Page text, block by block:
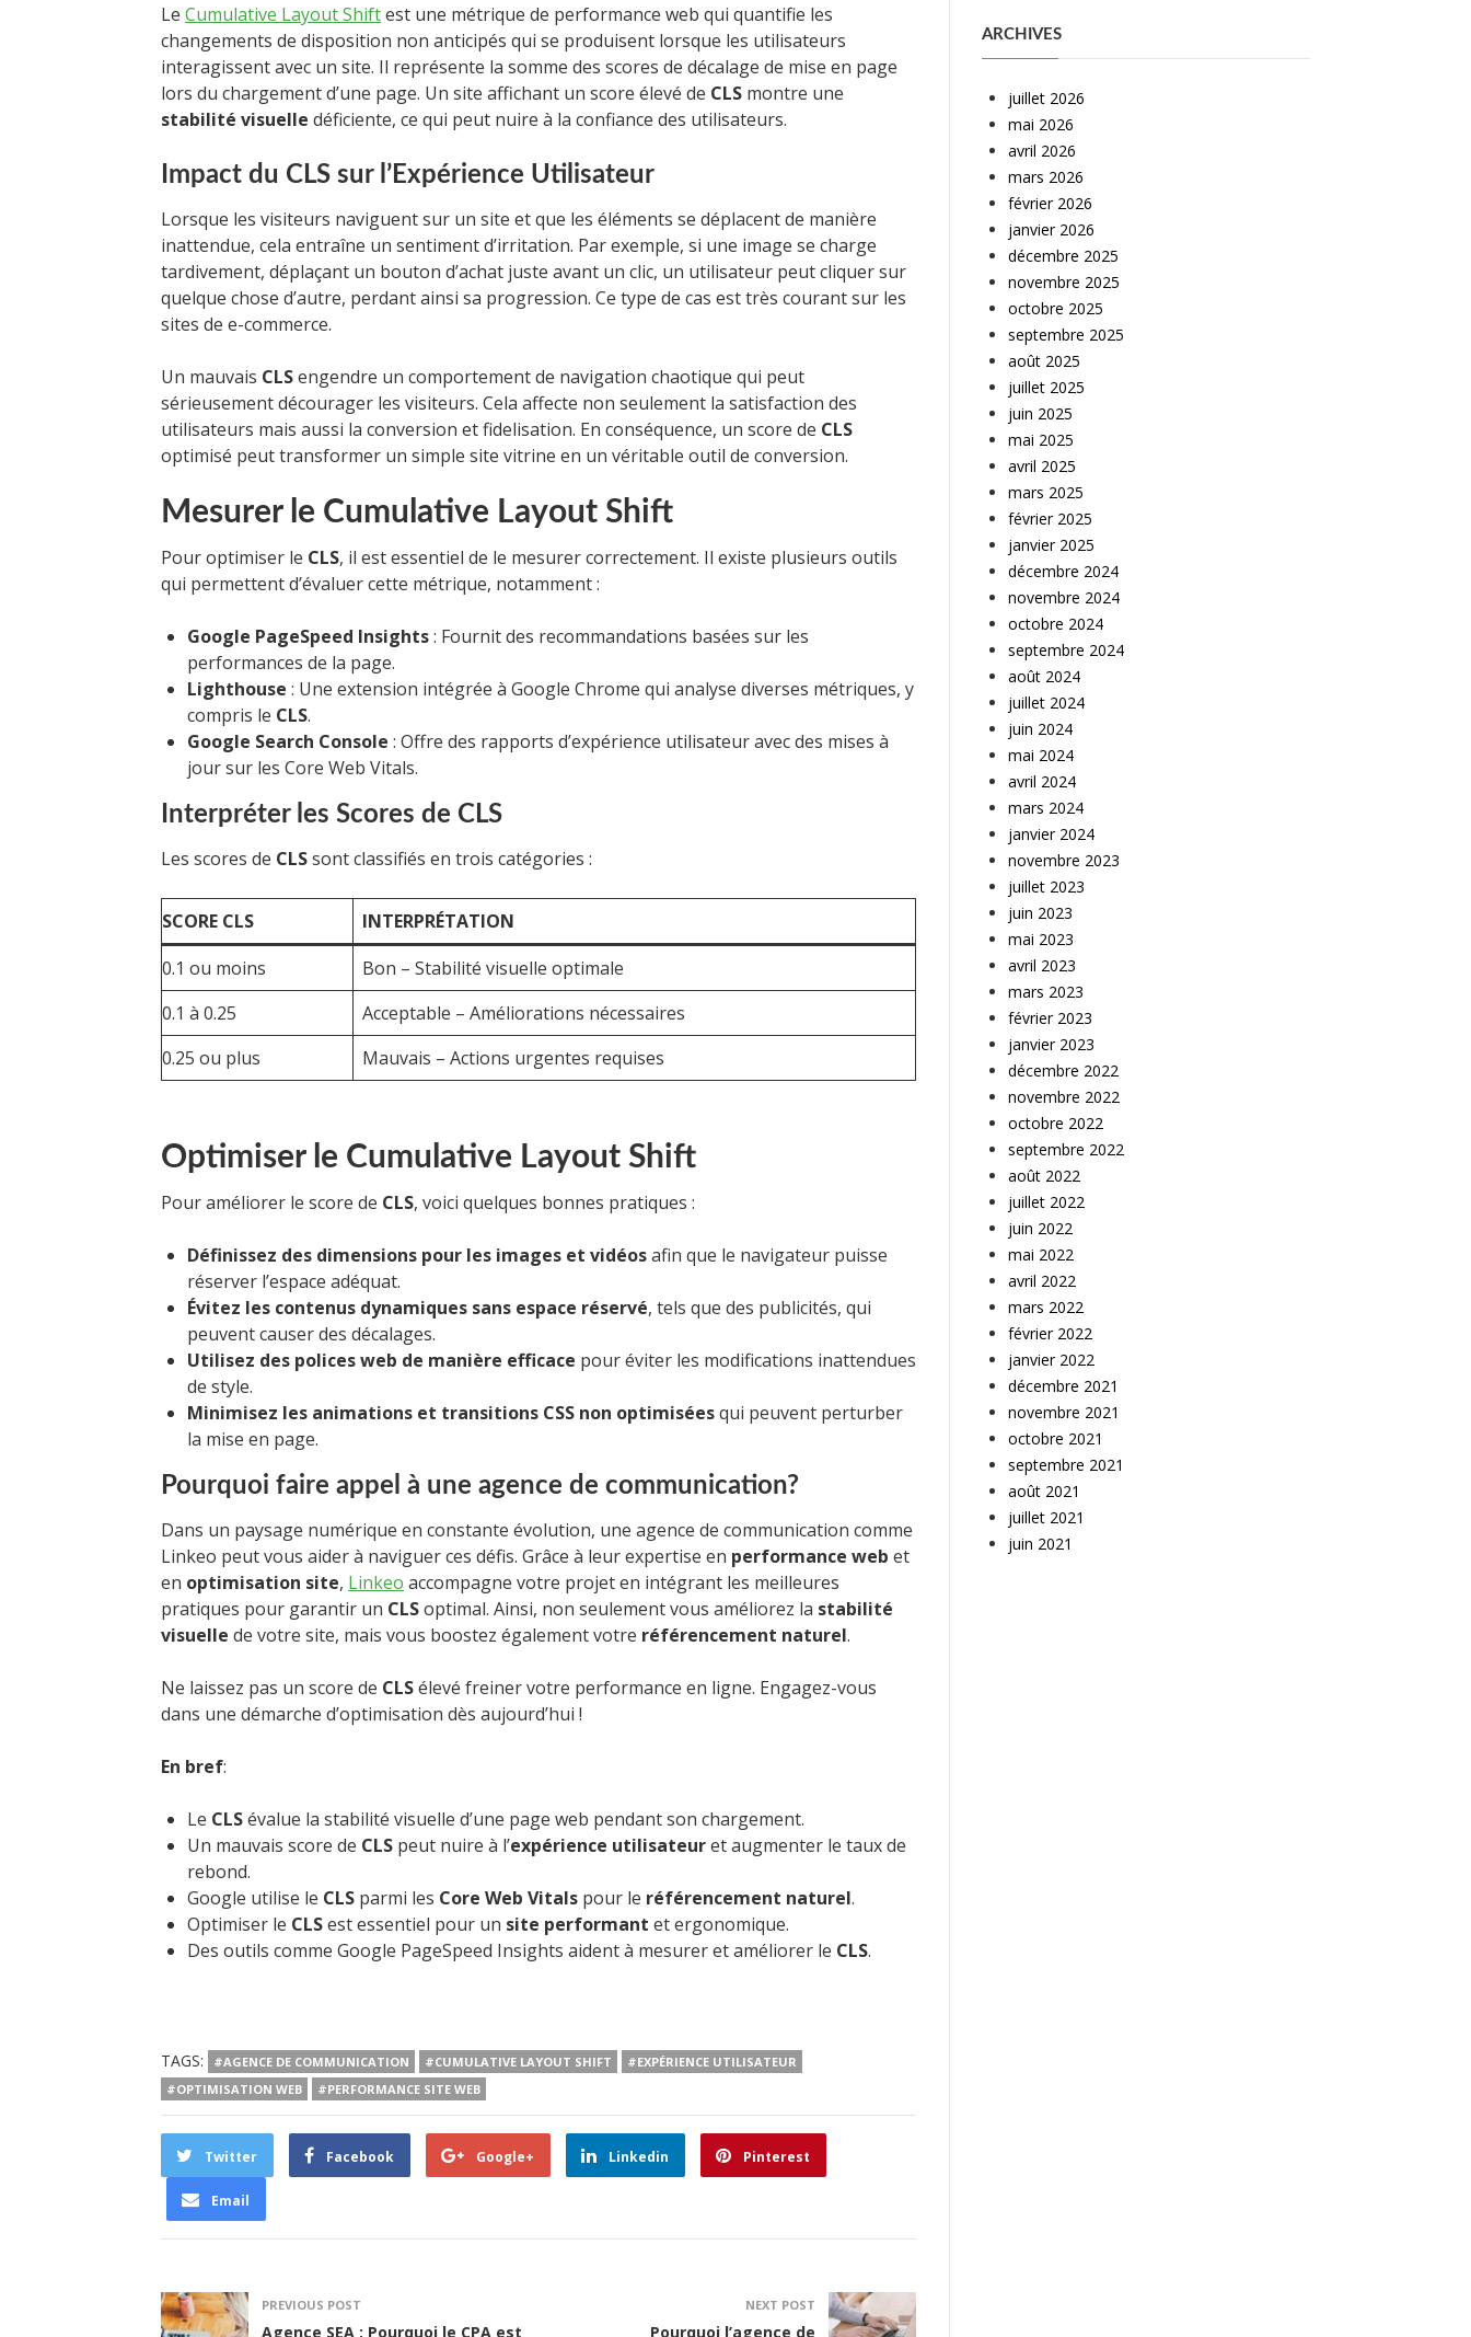
Le Cumulative Layout Shiftest une métrique de performance web qui quantifie les
changements de disposition non anticipés qui se produisent lorsque les utilisateurs
interagissent avec un site. Il représente la somme des scores de décalage de mise en page
lors du chargement d’une page. Un site affichant un score élevé de CLS montre une
stabilité visuelle déficiente, ce qui peut nuire à la confiance des utilisateurs.
Impact du CLS sur l’Expérience Utilisateur
Lorsque les visiteurs naviguent sur un site et que les éléments se déplacent de manière
inattendue, cela entraîne un sentiment d’irritation. Par exemple, si une image se charge
tardivement, déplaçant un bouton d’achat juste avant un clic, un utilisateur peut cliquer sur
quelque chose d’autre, perdant ainsi sa progression. Ce type de cas est très courant sur les
sites de e-commerce.
Un mauvais CLSengendre un comportement de navigation chaotique qui peut
sérieusement décourager les visiteurs. Cela affecte non seulement la satisfaction des
utilisateurs mais aussi la conversion et fidelisation. En conséquence, un score de CLS
optimisé peut transformer un simple site vitrine en un véritable outil de conversion.
Mesurer le Cumulative Layout Shift
Pour optimiser le CLS, il est essentiel de le mesurer correctement. Il existe plusieurs outils
qui permettent d’évaluer cette métrique, notamment :
Google PageSpeed Insights: Fournit des recommandations basées sur les
performances de la page.
Lighthouse : Une extension intégrée à Google Chrome qui analyse diverses métriques, y
compris le CLS.
Google Search Console : Offre des rapports d’expérience utilisateur avec des mises à
jour sur les Core Web Vitals.
Interpréter les Scores de CLS
Les scores de CLSsont classifiés en trois catégories :
SCORE CLS
INTERPRÉTATION
0.1 ou moins
Bon – Stabilité visuelle optimale
0.1 à 0.25
Acceptable – Améliorations nécessaires
0.25 ou plus
Mauvais – Actions urgentes requises
Optimiser le Cumulative Layout Shift
Pour améliorer le score de CLS, voici quelques bonnes pratiques :
Définissez des dimensions pour les images et vidéosafin que le navigateur puisse
réserver l’espace adéquat.
Évitez les contenus dynamiques sans espace réservé, tels que des publicités, qui
peuvent causer des décalages.
Utilisez des polices web de manière efficace pour éviter les modifications inattendues
de style.
Minimisez les animations et transitions CSS non optimiséesqui peuvent perturber
la mise en page.
Pourquoi faire appel à une agence de communication?
Dans un paysage numérique en constante évolution, une agence de communication comme
Linkeo peut vous aider à naviguer ces défis. Grâce à leur expertise en performance web et
en optimisation site, Linkeo accompagne votre projet en intégrant les meilleures
pratiques pour garantir un CLSoptimal. Ainsi, non seulement vous améliorez la stabilité
visuelle de votre site, mais vous boostez également votre référencement naturel.
Ne laissez pas un score de CLSélevé freiner votre performance en ligne. Engagez-vous
dans une démarche d’optimisation dès aujourd’hui !
En bref:
Le CLSévalue la stabilité visuelle d’une page web pendant son chargement.
Un mauvais score de CLS peut nuire à l’expérience utilisateuret augmenter le taux de
rebond.
Google utilise le CLS parmi les Core Web Vitals pour le référencement naturel.
Optimiser le CLSest essentiel pour un site performant et ergonomique.
Des outils comme Google PageSpeed Insights aident à mesurer et améliorer le CLS.
TAGS: #AGENCE DE COMMUNICATION #CUMULATIVE LAYOUT SHIFT
#EXPÉRIENCE UTILISATEUR
#OPTIMISATION WEB
#PERFORMANCE SITE WEB
Twitter Facebook Google+ Linkedin Pinterest
Email
PREVIOUS POST
Agence SEA : Pourquoi le CPA est
NEXT POST
Pourquoi l’agence de
ARCHIVES
juillet 2026
mai 2026
avril 2026
mars 2026
février 2026
janvier 2026
décembre 2025
novembre 2025
octobre 2025
septembre 2025
août 2025
juillet 2025
juin 2025
mai 2025
avril 2025
mars 2025
février 2025
janvier 2025
décembre 2024
novembre 2024
octobre 2024
septembre 2024
août 2024
juillet 2024
juin 2024
mai 2024
avril 2024
mars 2024
janvier 2024
novembre 2023
juillet 2023
juin 2023
mai 2023
avril 2023
mars 2023
février 2023
janvier 2023
décembre 2022
novembre 2022
octobre 2022
septembre 2022
août 2022
juillet 2022
juin 2022
mai 2022
avril 2022
mars 2022
février 2022
janvier 2022
décembre 2021
novembre 2021
octobre 2021
septembre 2021
août 2021
juillet 2021
juin 2021